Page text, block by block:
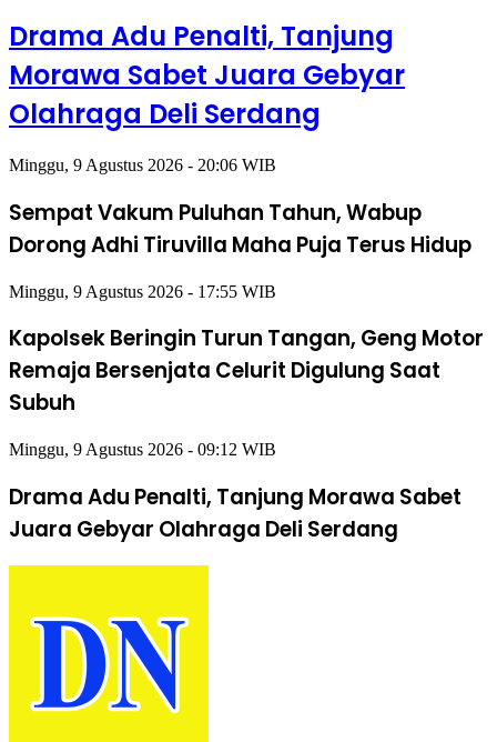
Drama Adu Penalti, Tanjung
Morawa Sabet Juara Gebyar
Olahraga Deli Serdang
Minggu, 9 Agustus 2026 - 20:06 WIB
Sempat Vakum Puluhan Tahun, Wabup
Dorong Adhi Tiruvilla Maha Puja Terus Hidup
Minggu, 9 Agustus 2026 - 17:55 WIB
Kapolsek Beringin Turun Tangan, Geng Motor
Remaja Bersenjata Celurit Digulung Saat
Subuh
Minggu, 9 Agustus 2026 - 09:12 WIB
Drama Adu Penalti, Tanjung Morawa Sabet
Juara Gebyar Olahraga Deli Serdang